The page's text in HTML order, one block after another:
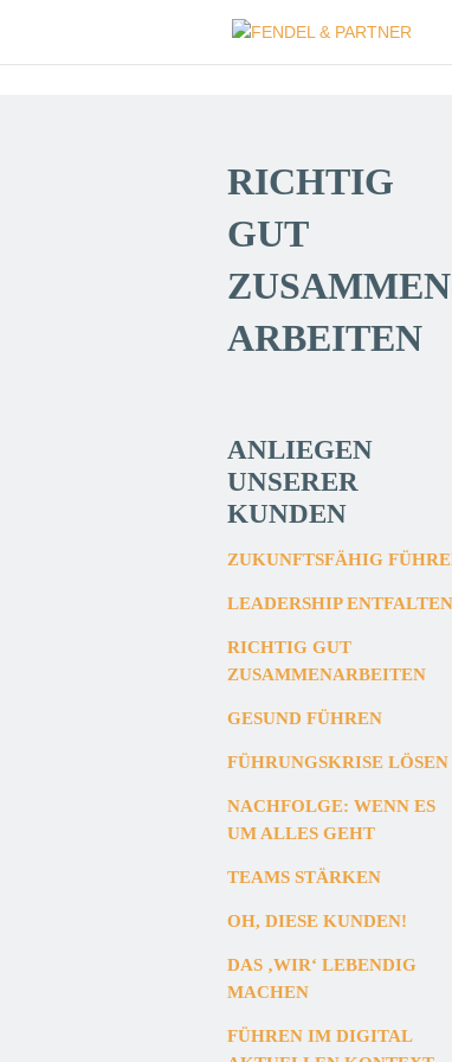
RICHTIG
GUT
ARBEITEN
ANLIEGEN
UNSERER
KUNDEN
ZUKUNFTSFÄHIG
LEADERSHIP ENTFALTEN
RICHTIG GUT
ZUSAMMENARBEITEN
GESUND FÜHREN
FÜHRUNGSKRISE LÖSEN
NACHFOLGE: WENN ES
UM ALLES GEHT
TEAMS STÄRKEN
OH, DIESE KUNDEN!
DAS ‚WIR‘ LEBENDIG
MACHEN
FÜHREN IM DIGITAL